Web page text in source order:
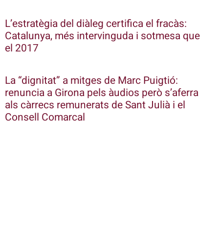
L’estratègia del diàleg certifica el fracàs:
Catalunya, més intervinguda i sotmesa que
el 2017
La “dignitat” a mitges de Marc Puigtió:
renuncia a Girona pels àudios però s’aferra
als càrrecs remunerats de Sant Julià i el
Consell Comarcal